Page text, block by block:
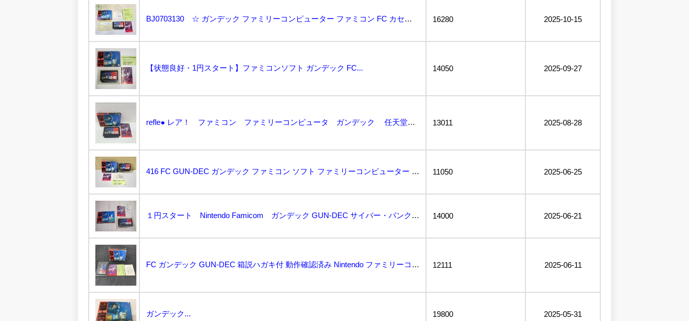
BJ0703130 ☆ ガンデック ファミリーコンピューター ファミコン FC カセット 箱 取扱説... 16280 2025-10-15
【状態良好・1円スタート】ファミコンソフト ガンデック FC... 14050 2025-09-27
refle● レア！ ファミコン ファミリーコンピュータ ガンデック 任天堂 サミー SAC-9G... 13011 2025-08-28
416 FC GUN-DEC ガンデック ファミコン ソフト ファミリーコンピューター 箱 説明書付... 11050 2025-06-25
１円スタート Nintendo Famicom ガンデック GUN-DEC サイバー・パンク・バイオ... 14000 2025-06-21
FC ガンデック GUN-DEC 箱説ハガキ付 動作確認済み Nintendo ファミリーコンピュー... 12111 2025-06-11
ガンデック... 19800 2025-05-31